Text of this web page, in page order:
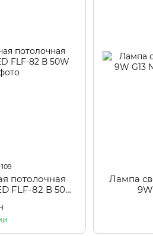
потолочная
FLF-82 В 50W
Лампа